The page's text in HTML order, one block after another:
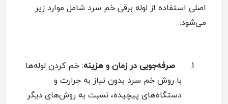
اصلی استفاده از لوله برقی خم سرد شامل موارد زیر
می‌شود:
1. صرفه‌جویی در زمان و هزینه: خم کردن لوله‌ها
با روش خم سرد بدون نیاز به حرارت و
دستگاه‌های پیچیده، نسبت به روش‌های دیگر